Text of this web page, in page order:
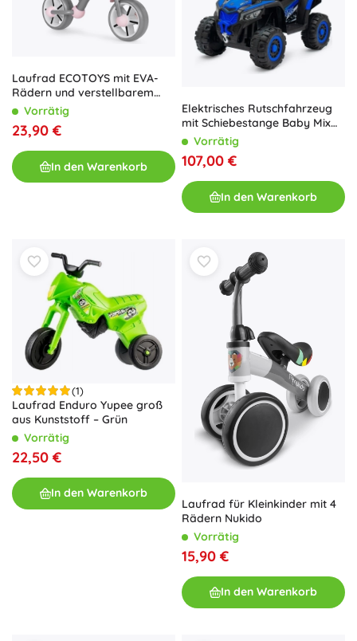
Laufrad ECOTOYS mit EVA-
Rädern und verstellbarem
Sattel, grau
Vorrätig
23,90 €
In den Warenkorb
Elektrisches Rutschfahrzeug
mit Schiebestange Baby Mix
Ruggy – blau
Vorrätig
107,00 €
In den Warenkorb
(1)
Laufrad Enduro Yupee groß
aus Kunststoff – Grün
Vorrätig
22,50 €
In den Warenkorb
Laufrad für Kleinkinder mit 4
Rädern Nukido
Vorrätig
15,90 €
In den Warenkorb